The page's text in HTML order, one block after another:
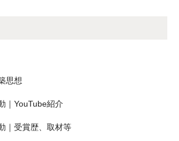
思想
｜YouTube紹介
｜受賞歴、取材等